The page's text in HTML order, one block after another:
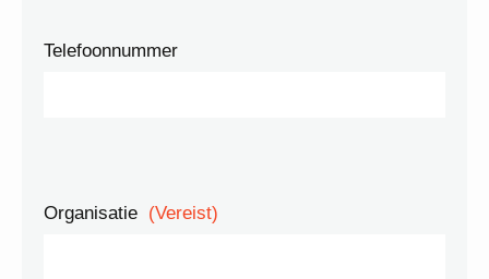
Telefoonnummer
Organisatie (Vereist)